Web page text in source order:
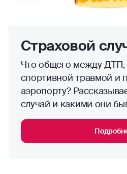
Страховой
Что общего между
спортивной травмой и
аэропорту?
случай и какими они